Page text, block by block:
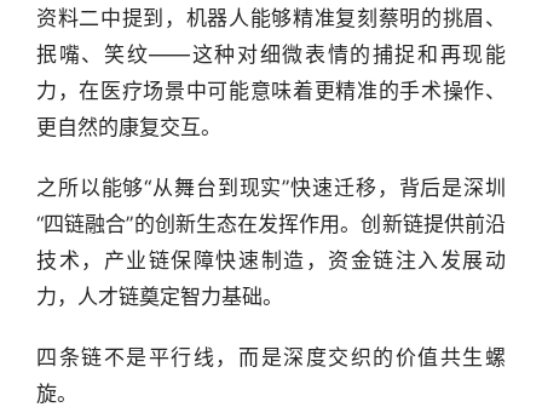
资料二中提到，机器人能够精准复刻蔡明的挑眉、
抿嘴、笑纹——这种对细微表情的捕捉和再现能
力，在医疗场景中可能意味着更精准的手术操作、
更自然的康复交互。
之所以能够“从舞台到现实”快速迁移，背后是深圳
“四链融合”的创新生态在发挥作用。创新链提供前沿
技术，产业链保障快速制造，资金链注入发展动
力，人才链奠定智力基础。
四条链不是平行线，而是深度交织的价值共生螺
旋。